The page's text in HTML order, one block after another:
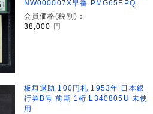
NW000007X早番 PMG65EPQ
会員価格(税別)：
38,000 円
板垣退助 100円札 1953年 日本銀
行券B号 前期 1桁 L340805U 未使
用